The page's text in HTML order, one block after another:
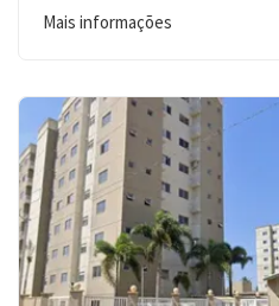
Mais informações